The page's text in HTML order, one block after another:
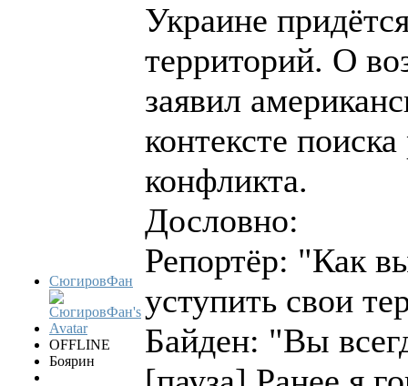
СюгировФан
OFFLINE
Боярин
Украине
территорий. О
заявил
контексте
конфликта.
Дословно:
Репортёр: "Как
уступить свои
Байден: "Вы